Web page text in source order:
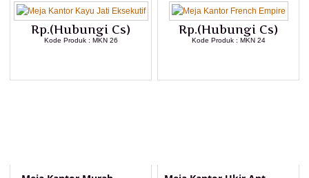
Rp.(Hubungi Cs)
Kode Produk : MKN 26
Rp.(Hubungi Cs)
Kode Produk : MKN 24